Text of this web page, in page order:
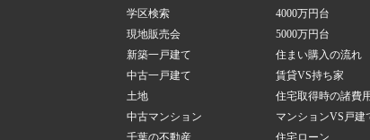
学区検索
現地販売会
新築一戸建て
中古一戸建て
土地
中古マンション
千葉の不動産
4000万円台
5000万円台
住まい購入の流れ
賃貸VS持ち家
住宅取得時の諸費用
マンションVS戸建
住宅ローン